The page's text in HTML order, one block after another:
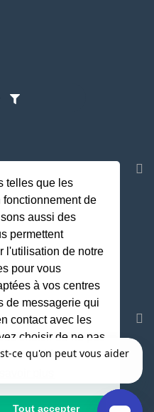
2021
telles que les
de
aussi des
permettent
l'utilisation de notre
pour vous
à vos centres
de messagerie qui
contact avec les
choisir de ne pas
au
Tout accepter